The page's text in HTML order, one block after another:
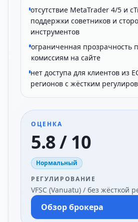
отсутствие MetaTrader 4/5 и
поддержки советников и
инструментов
ограниченная прозрачность
комиссиям на сайте
нет доступа для клиентов из
регионов с жёстким
ОЦЕНКА
5.8 / 10
Нормальный
РЕГУЛИРОВАНИЕ
VFSC (Vanuatu) / без жёсткой
Обзор брокера